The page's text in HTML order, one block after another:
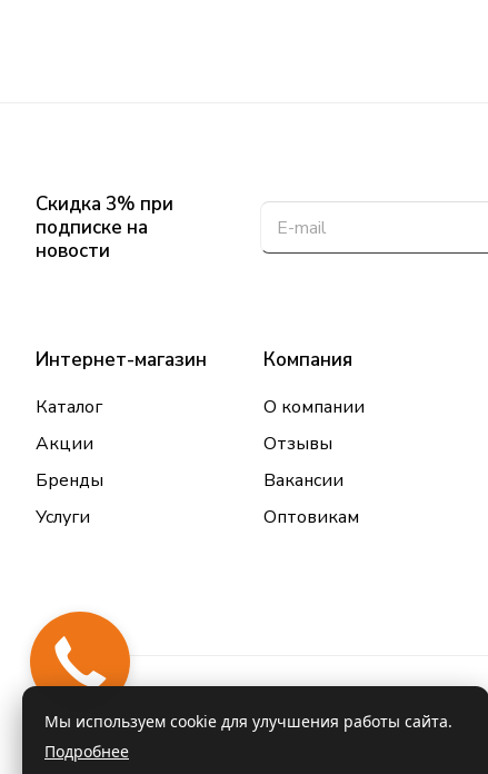
Скидка 3% при
подписке на
новости
Интернет-магазин
Каталог
Акции
Бренды
Услуги
Компания
О компании
Отзывы
Вакансии
Оптовикам
Информация о товарах и услугах, размещенная на
проконсультироваться с врачом и ознакомиться с
Мы используем cookie для улучшения работы сайта.
Подробнее
Закажи
звонок